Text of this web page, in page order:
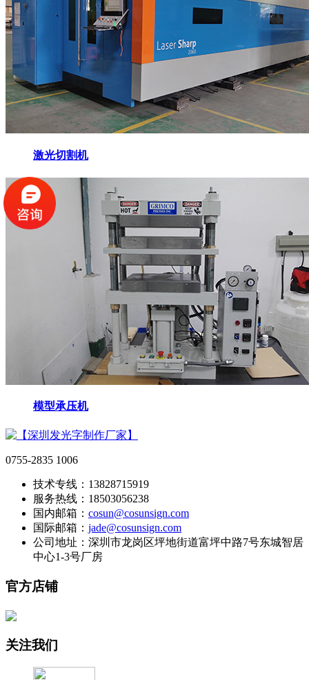
激光切割机
模型承压机
0755-2835 1006
技术专线：13828715919
服务热线：18503056238
国内邮箱： cosun@cosunsign.com
国际邮箱： jade@cosunsign.com
公司地址：深圳市龙岗区坪地街道富坪中路7号东城智居
中心1-3号厂房
官方店铺
关注我们